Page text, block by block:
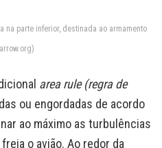
na parte inferior, destinada ao armamento
area rule (regra de
ou engordadas de acordo
ao máximo as turbulências
o avião. Ao redor da